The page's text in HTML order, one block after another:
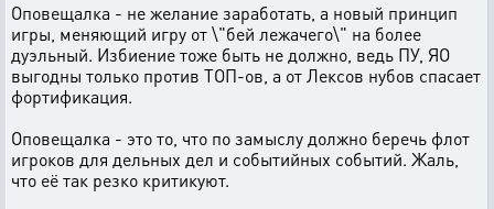
Оповещалка - не желание заработать, а новый принцип
игры, меняющий игру от \"бей лежачего\" на более
дуэльный. Избиение тоже быть не должно, ведь ПУ, ЯО
выгодны только против ТОП-ов, а от Лексов нубов спасает
фортификация.
Оповещалка - это то, что по замыслу должно беречь флот
игроков для дельных дел и событийных событий. Жаль,
что её так резко критикуют.